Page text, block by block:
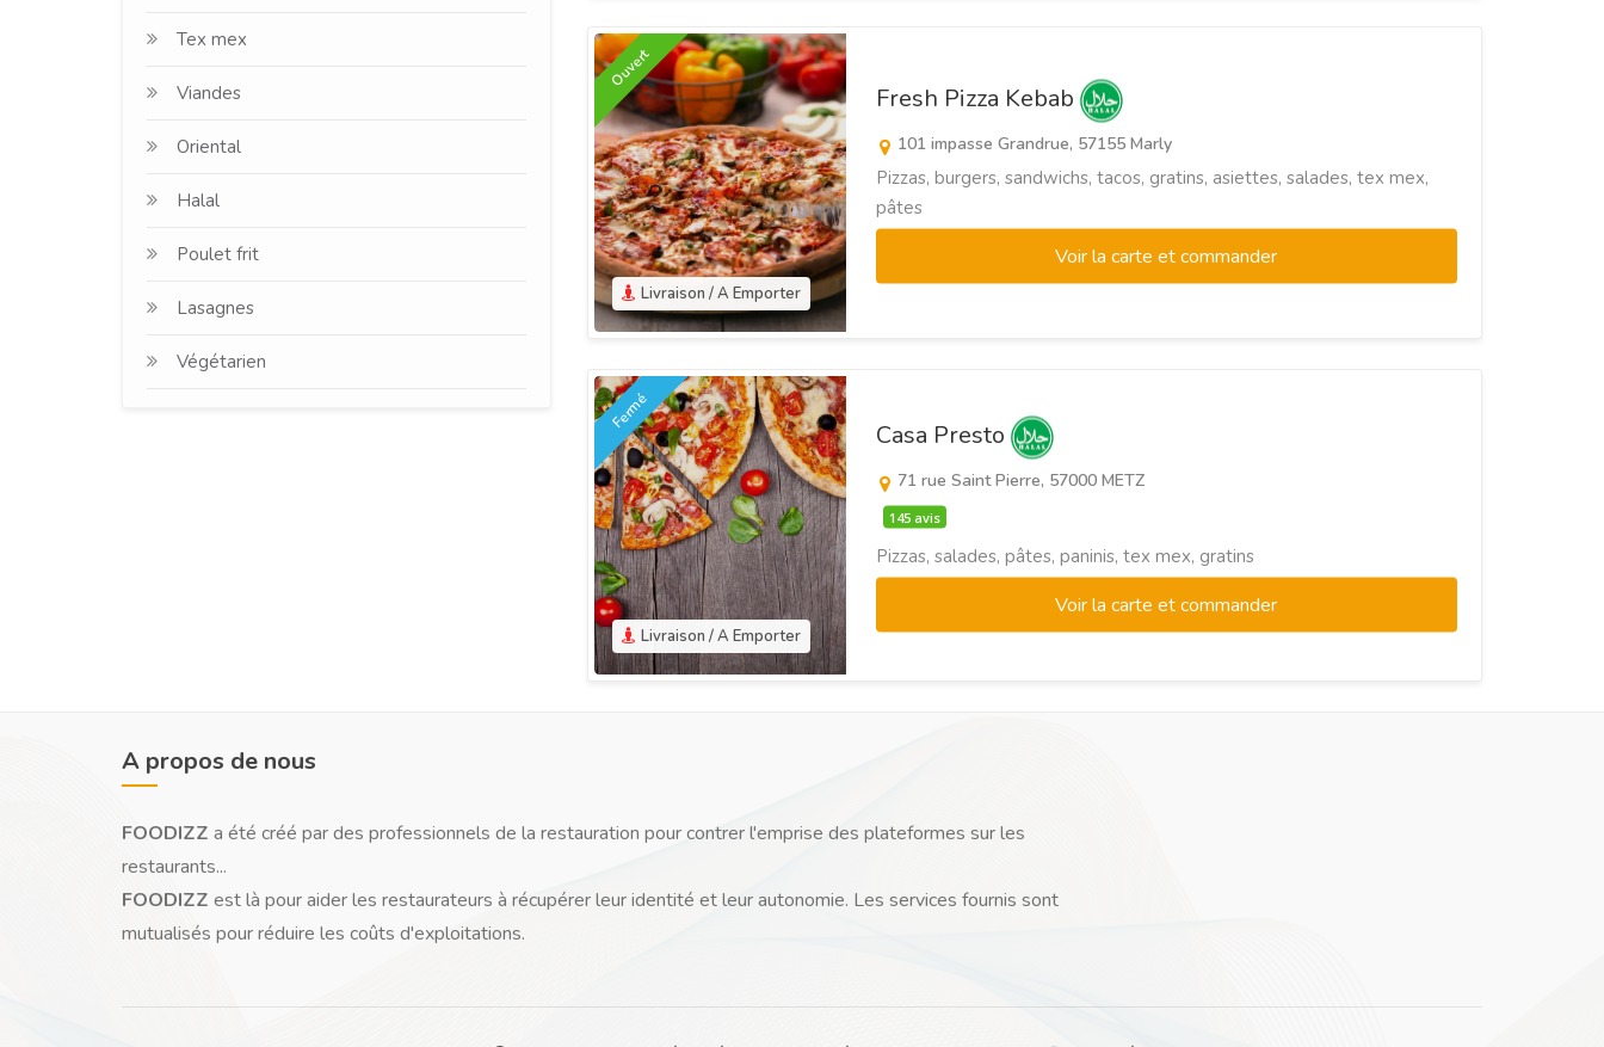
Tex mex
Viandes
Oriental
Halal
Poulet frit
Lasagnes
Végétarien
Livraison / A Emporter
Ouvert
Fresh Pizza Kebab
101 impasse Grandrue, 57155 Marly
Pizzas, burgers, sandwichs, tacos, gratins, asiettes, salades, tex mex,
pâtes
Voir la carte et commander
Livraison / A Emporter
Fermé
Casa Presto
71 rue Saint Pierre, 57000 METZ
145 avis
Pizzas, salades, pâtes, paninis, tex mex, gratins
Voir la carte et commander
A propos de nous
FOODIZZ a été créé par des professionnels de la restauration pour contrer l'emprise des plateformes sur les
restaurants...
FOODIZZ est là pour aider les restaurateurs à récupérer leur identité et leur autonomie. Les services fournis sont
mutualisés pour réduire les coûts d'exploitations.